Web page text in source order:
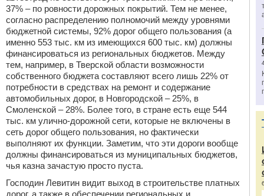
37% – по ровности дорожных покрытий. Тем не менее,
согласно распределению полномочий между уровнями
бюджетной системы, 92% дорог общего пользования (а
именно 553 тыс. км из имеющихся 600 тыс. км) должны
финансироваться из региональных бюджетов. Между
тем, например, в Тверской области возможности
собственного бюджета составляют всего лишь 22% от
потребности в средствах на ремонт и содержание
автомобильных дорог, в Новгородской – 25%, в
Смоленской – 28%. Более того, в стране есть еще 544
тыс. км улично-дорожной сети, которые не включены в
сеть дорог общего пользования, но фактически
выполняют их функции. Заметим, что эти дороги вообще
должны финансироваться из муниципальных бюджетов,
чья казна зачастую просто пуста.
Господин Левитин видит выход в строительстве платных
дорог, а также в обеспечении региональных и